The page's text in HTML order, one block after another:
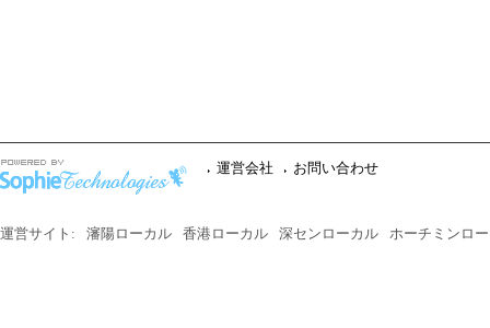
運営会社 お問い合わせ
運営サイト: 瀋陽ローカル 香港ローカル 深センローカル ホーチミンロ